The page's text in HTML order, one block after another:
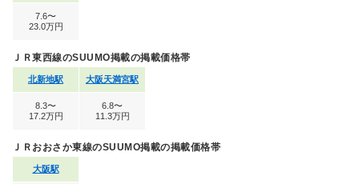
7.6〜
23.0万円
ＪＲ東西線のSUUMO掲載の掲載価格帯
北新地駅 大阪天満宮駅
8.3〜
17.2万円
6.8〜
11.3万円
ＪＲおおさか東線のSUUMO掲載の掲載価格帯
大阪駅